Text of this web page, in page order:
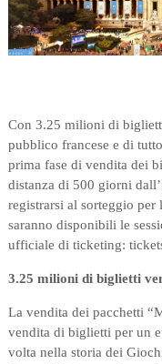
Con 3.25 milioni di
pubblico francese e di
prima fase di vendita dei
distanza di 500 giorni
registrarsi al sorteggio
saranno disponibili le
ufficiale di ticketing:
3.25 milioni di biglietti
La vendita dei pacchetti
vendita di biglietti per un
volta nella storia dei